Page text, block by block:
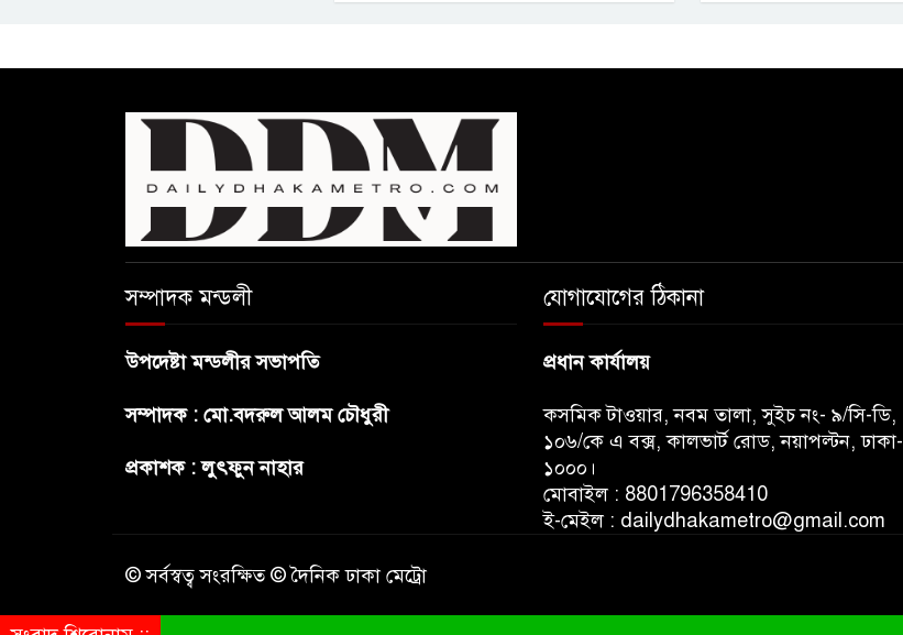
সম্পাদক মন্ডলী
উপদেষ্টা মন্ডলীর সভাপতি
সম্পাদক : মো.বদরুল আলম চৌধুরী
প্রকাশক : লুৎফুন নাহার
যোগাযোগের ঠিকানা
প্রধান কার্যালয়
কসমিক টাওয়ার, নবম তালা, সুইচ নং- ৯/সি-ডি,
১০৬/কে এ বক্স, কালভার্ট রোড, নয়াপল্টন, ঢাকা-
১০০০।
মোবাইল : 8801796358410
ই-মেইল : dailydhakametro@gmail.com
© সর্বস্বত্ব সংরক্ষিত © দৈনিক ঢাকা মেট্রো